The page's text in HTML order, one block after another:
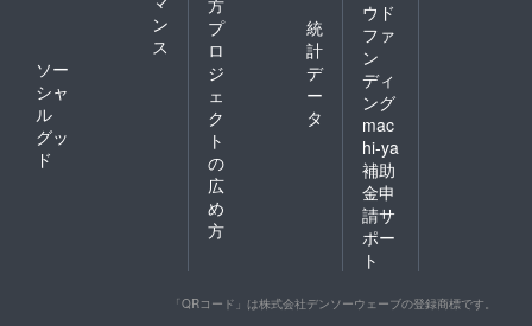
ン
ス
ソー
シャ
ル
グッ
ド
方
プ
ロ
ジ
ェ
ク
ト
の
広
め
方
統
計
デ
ー
タ
ウド
ファ
ン
ディ
ング
mac
hi-ya
補助
金申
請サ
ポー
ト
「QRコード」は株式会社デンソーウェーブの登録商標です。